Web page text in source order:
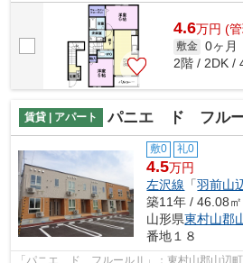
報館が紹介する物件で決まり。0237-86-...
4.6万円 (
敷金 0ヶ月
2階 / 2DK /
賃貸 | アパート パニエ ド フル
敷0 礼0
4.5万円
左沢線 「羽前山
築11年 / 46.08㎡
山形県東村山郡
番地１８